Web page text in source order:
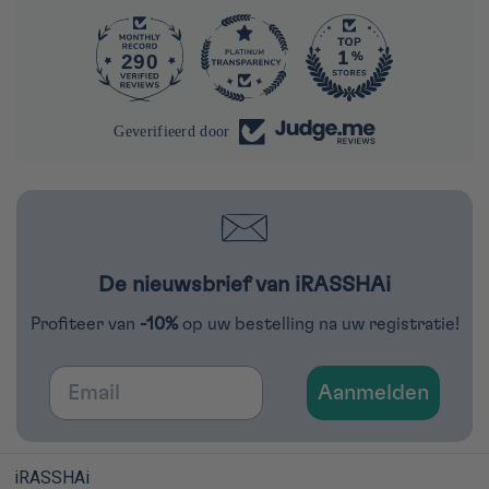
290
Geverifieerd door
De nieuwsbrief van iRASSHAi
Profiteer van -10% op uw bestelling na uw registratie!
Email
Aanmelden
iRASSHAi